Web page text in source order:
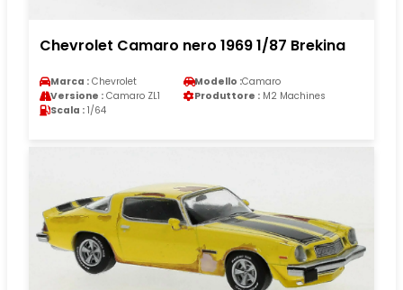
Chevrolet Camaro nero 1969 1/87 Brekina
Marca : Chevrolet Modello :Camaro
Versione : Camaro ZL1 Produttore : M2 Machines
Scala : 1/64